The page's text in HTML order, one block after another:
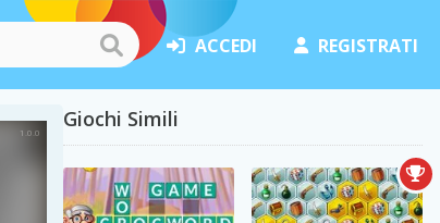
ACCEDI REGISTRATI
Giochi Simili